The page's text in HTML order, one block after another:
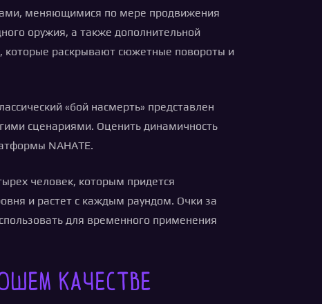
меняющимися по мере продвижения
оружия, а также дополнительной
которые раскрывают сюжетные повороты и
«бой насмерть» представлен
сценариями. Оценить динамичность
NAHATE.
человек, которым придется
и растет с каждым раундом. Очки за
для временного применения
качестве